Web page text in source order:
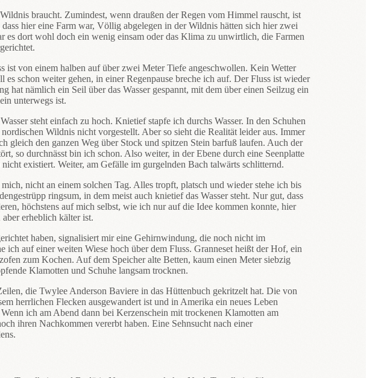
braucht. Zumindest, wenn draußen der Regen vom Himmel rauscht, ist
hier eine Farm war, Völlig abgelegen in der Wildnis hätten sich hier zwei
es dort wohl doch ein wenig einsam oder das Klima zu unwirtlich, die Farmen
ist von einem halben auf über zwei Meter Tiefe angeschwollen. Kein Wetter
schon weiter gehen, in einer Regenpause breche ich auf. Der Fluss ist wieder
hat nämlich ein Seil über das Wasser gespannt, mit dem über einen Seilzug ein
unterwegs ist.
steht einfach zu hoch. Knietief stapfe ich durchs Wasser. In den Schuhen
Wildnis nicht vorgestellt. Aber so sieht die Realität leider aus. Immer
gleich den ganzen Weg über Stock und spitzen Stein barfuß laufen. Auch der
so durchnässt bin ich schon. Also weiter, in der Ebene durch eine Seenplatte
existiert. Weiter, am Gefälle im gurgelnden Bach talwärts schlitternd.
nicht an einem solchen Tag. Alles tropft, platsch und wieder stehe ich bis
ringsum, in dem meist auch knietief das Wasser steht. Nur gut, dass
höchstens auf mich selbst, wie ich nur auf die Idee kommen konnte, hier
erheblich kälter ist.
haben, signalisiert mir eine Gehirnwindung, die noch nicht im
ich auf einer weiten Wiese hoch über dem Fluss. Granneset heißt der Hof, ein
zum Kochen. Auf dem Speicher alte Betten, kaum einen Meter siebzig
Klamotten und Schuhe langsam trocknen.
die Twylee Anderson Baviere in das Hüttenbuch gekritzelt hat. Die von
herrlichen Flecken ausgewandert ist und in Amerika ein neues Leben
ich am Abend dann bei Kerzenschein mit trockenen Klamotten am
ihren Nachkommen vererbt haben. Eine Sehnsucht nach einer